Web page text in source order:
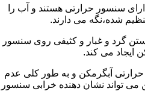
سنسور حرارتی هستند و آب را
شده،نگه می دارند.
گرد و غبار و کثیفی روی سنسور
ایجاد می کند.
آبگرمکن و به طور کلی عدم
تواند نشان دهنده خرابی سنسور